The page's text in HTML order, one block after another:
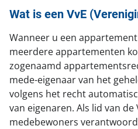
Wat is een VvE
Wanneer u een
meerdere appartementen
zogenaamd
mede-eigenaar van het
volgens het recht
van eigenaren. Als lid van
medebewoners